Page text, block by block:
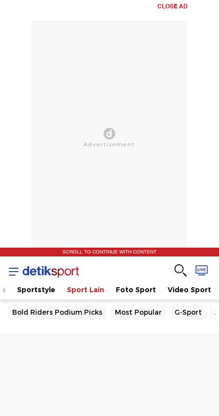
CLOSE AD
SCROLL TO CONTINUE WITH CONTENT
Sportstyle Sport Lain Foto Sport Video Sport
Bold Riders Podium Picks Most Popular G-Sport